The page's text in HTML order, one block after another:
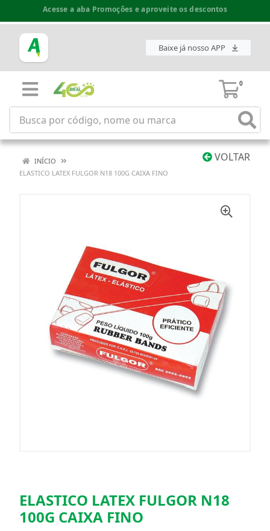
Acesse a aba Promoções e aproveite os descontos
Espaço do Fornecedor disponível no acesso superior
Baixe já nosso APP
0
VOLTAR
INÍCIO
ELASTICO LATEX FULGOR N18 100G CAIXA FINO
ELASTICO LATEX FULGOR N18
100G CAIXA FINO